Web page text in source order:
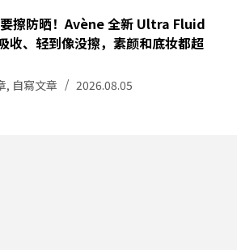
擦防晒！Avène 全新 Ultra Fluid
收、轻到像没擦，素颜和底妆都超
, 自寫文章 2026.08.05